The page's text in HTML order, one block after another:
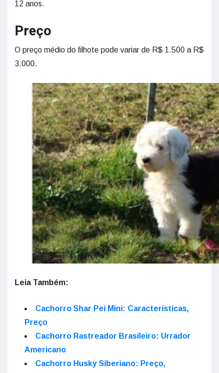
12 anos.
Preço
O preço médio do filhote pode variar de R$ 1.500 a R$
3.000.
Leia Também:
Cachorro Shar Pei Mini: Características,
Preço
Cachorro Rastreador Brasileiro: Urrador
Americano
Cachorro Husky Siberiano: Preço,